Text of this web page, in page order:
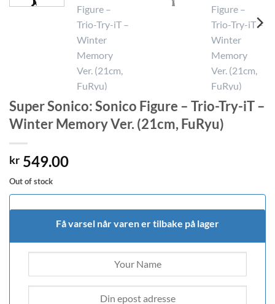
Super Sonico: Sonico Figure – Trio-Try-iT –
Winter Memory Ver. (21cm, FuRyu)
kr 549.00
Out of stock
Få varsel når varen er tilbake på lager